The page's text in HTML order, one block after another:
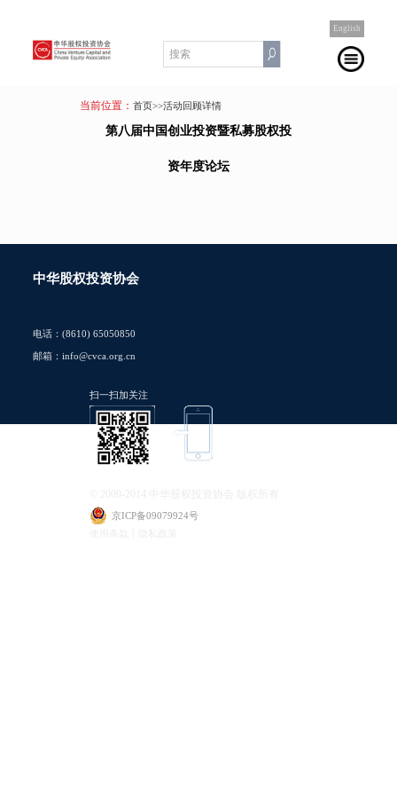
English
当前位置： 首页>>活动回顾详情
第八届中国创业投资暨私募股权投
资年度论坛
中华股权投资协会
电话：(8610) 65050850
邮箱：info@cvca.org.cn
扫一扫加关注
京ICP备09079924号